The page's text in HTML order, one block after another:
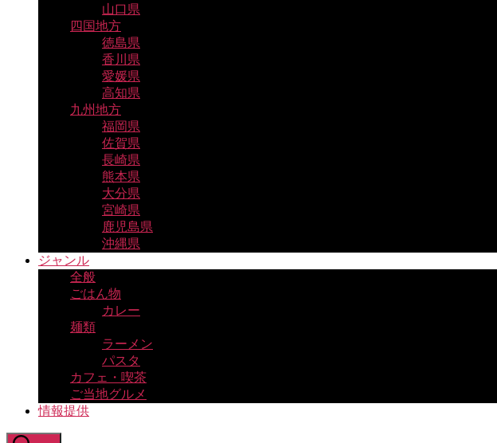
山口県
四国地方
徳島県
香川県
愛媛県
高知県
九州地方
福岡県
佐賀県
長崎県
熊本県
大分県
宮崎県
鹿児島県
沖縄県
ジャンル
全般
ごはん物
カレー
麺類
ラーメン
パスタ
カフェ・喫茶
ご当地グルメ
情報提供